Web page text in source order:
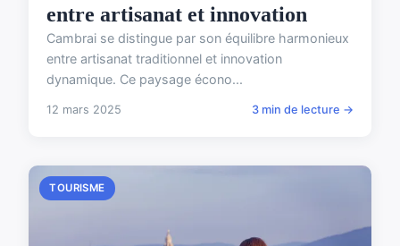
entre artisanat et innovation
Cambrai se distingue par son équilibre harmonieux
entre artisanat traditionnel et innovation
dynamique. Ce paysage écono...
12 mars 2025 3 min de lecture →
TOURISME